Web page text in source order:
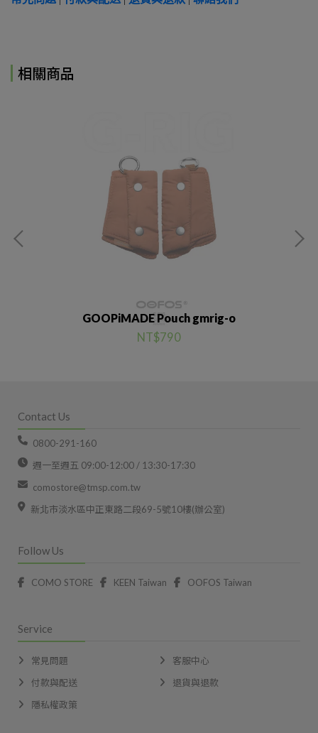
相關商品
GOOPiMADE Pouch gmrig-o
NT$790
Contact Us
0800-291-160
週一至週五 09:00-12:00 / 13:30-17:30
comostore@tmsp.com.tw
新北市淡水區中正東路二段69-5號10樓(辦公室)
Follow Us
COMO STORE KEEN Taiwan OOFOS Taiwan
Service
常見問題
客服中心
付款與配送
退貨與退款
隱私權政策